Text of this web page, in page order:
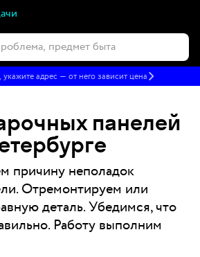
, укажите адрес — от него зависит цена
панелей
причину неполадок
Отремонтируем или
деталь. Убедимся, что
Работу выполним